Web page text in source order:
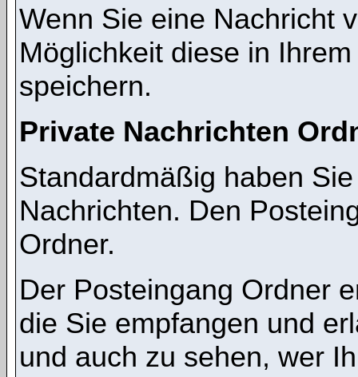
Wenn Sie eine Nachricht
Möglichkeit diese in
speichern.
Private Nachrichten
Standardmäßig haben
Nachrichten. Den
Ordner.
Der Posteingang Ordner
die Sie empfangen und
und auch zu sehen, wer